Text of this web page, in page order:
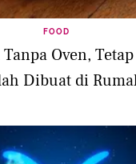
FOOD
Tanpa Oven,
Dibuat di